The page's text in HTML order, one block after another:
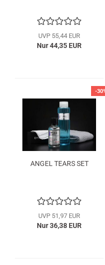
UVP 55,44 EUR
Nur 44,35 EUR
-
ANGEL TEARS SET
UVP 51,97 EUR
Nur 36,38 EUR